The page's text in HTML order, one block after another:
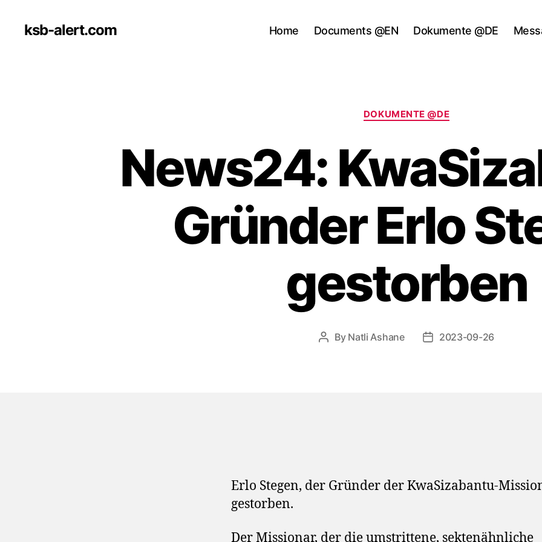
ksb-alert.com Home Documents @EN Dokumente @DE
Categories
DOKUMENTE @DE
News24:
Gründer Erlo
gestorben
Post
By Natli Ashane
Post2023-09-26
Erlo Stegen, der Gründer der KwaSizabantu-
gestorben.
Der Missionar, der die umstrittene, sektenähnliche